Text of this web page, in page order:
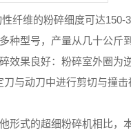
性纤维的粉碎细度可达
种型号，产量从几十公斤
碎效果良好：粉碎室外圈
刀与动刀中进行剪切与撞
他形式的超细粉碎机相比